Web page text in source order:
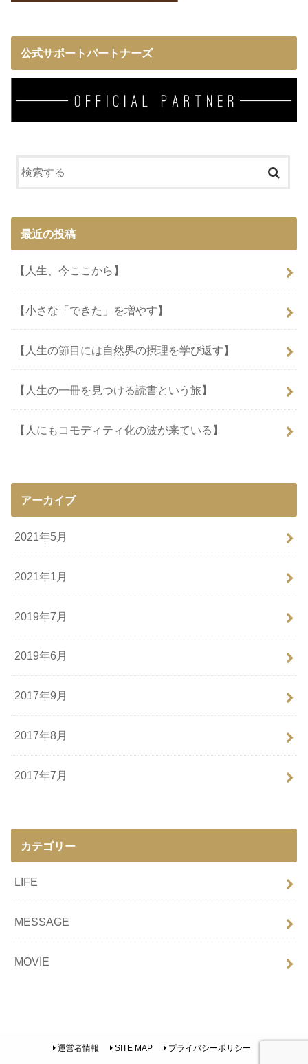
公式サポートパートナーズ
最近の投稿
【人生、今ここから】
【小さな「できた」を増やす】
【人生の節目には自然界の摂理を学び返す】
【人生の一冊を見つける読書という旅】
【人にもコモディティ化の波が来ている】
アーカイブ
2021年5月
2021年1月
2019年7月
2019年6月
2017年9月
2017年8月
2017年7月
カテゴリー
LIFE
MESSAGE
MOVIE
運営者情報 SITE MAP プライバシーポリシー